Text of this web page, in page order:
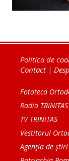
Politica de
Contact|
Fototeca
Radio TRINITAS
TV TRINITAS
Vestitorul
Agenţia de ştiri